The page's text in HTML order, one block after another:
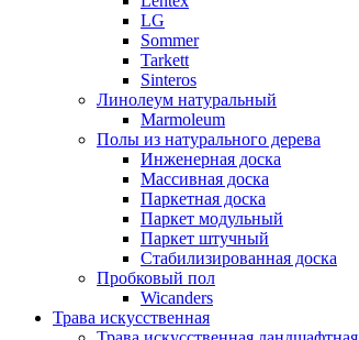
LG
Sommer
Tarkett
Sinteros
Линолеум натуральный
Marmoleum
Полы из натурального дерева
Инженерная доска
Массивная доска
Паркетная доска
Паркет модульный
Паркет штучный
Стабилизированная доска
Пробковый пол
Wicanders
Трава искусственная